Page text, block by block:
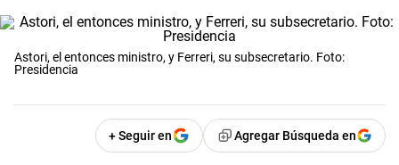
Astori, el entonces ministro, y Ferreri, su subsecretario. Foto:
Presidencia
+ Seguir en Agregar Búsqueda en